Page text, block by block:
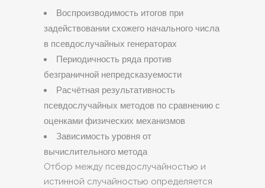
Воспроизводимость итогов при
задействовании схожего начального числа
в псевдослучайных генераторах
Периодичность ряда против
безграничной непредсказуемости
Расчётная результативность
псевдослучайных методов по сравнению с
оценками физических механизмов
Зависимость уровня от
вычислительного метода
Отбор между псевдослучайностью и
истинной случайностью определяется